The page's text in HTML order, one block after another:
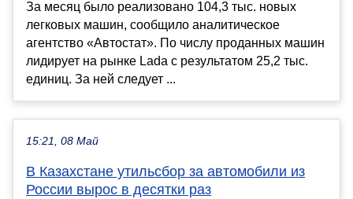
За месяц было реализовано 104,3 тыс. новых
легковых машин, сообщило аналитическое
агентство «Автостат». По числу проданных машин
лидирует на рынке Lada с результатом 25,2 тыс.
единиц. За ней следует ...
15:21, 08 Май
В Казахстане утильсбор за автомобили из
России вырос в десятки раз